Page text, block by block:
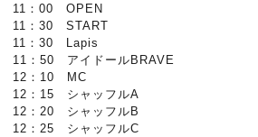
11：00 OPEN
11：30 START
11：30 Lapis
11：50 アイドールBRAVE
12：10 MC
12：15 シャッフルA
12：20 シャッフルB
12：25 シャッフルC